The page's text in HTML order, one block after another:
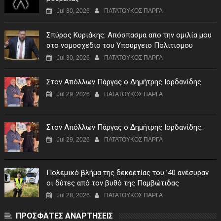
Jul 30, 2026 ΠΑΤΑΤΟΥΚΟΣ ΠΑΡΓΑ
Σπύρος Κυριάκης: Απόσπασμα απο την ομιλία μου
στο νομοσχεδιο του Υπουργειο Πολιτισμου
Jul 30, 2026 ΠΑΤΑΤΟΥΚΟΣ ΠΑΡΓΑ
Στον Απόλλων Πάργας ο Δημήτρης Ιορδανίδης
Jul 29, 2026 ΠΑΤΑΤΟΥΚΟΣ ΠΑΡΓΑ
Στον Απόλλων Πάργας ο Δημήτρης Ιορδανίδης.
Jul 29, 2026 ΠΑΤΑΤΟΥΚΟΣ ΠΑΡΓΑ
Πολεμικό βλήμα της δεκαετίας του ’40 ανέσυραν
οι δύτες από τον βυθό της Παμβώτιδας
Jul 28, 2026 ΠΑΤΑΤΟΥΚΟΣ ΠΑΡΓΑ
ΠΡΟΣΦΑΤΕΣ ΑΝΑΡΤΗΣΕΙΣ